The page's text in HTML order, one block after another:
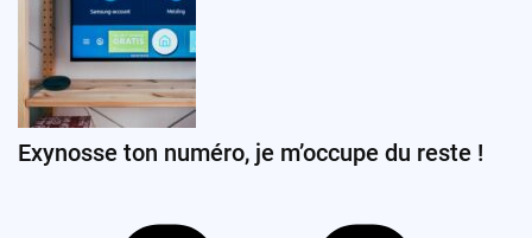
Exynosse ton numéro, je m’occupe du reste !